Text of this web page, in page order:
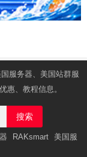
服务器、美国站群服
惠、教程信息。
搜索
RAKsmart
美国服